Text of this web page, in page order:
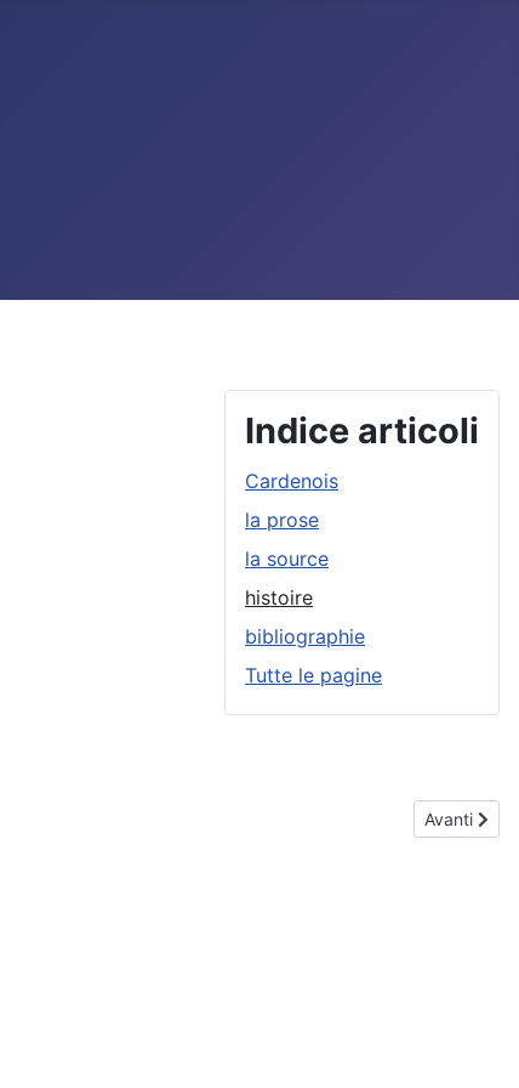
Indice articoli
Cardenois
la prose
la source
histoire
bibliographie
Tutte le pagine
Articolo
Avanti